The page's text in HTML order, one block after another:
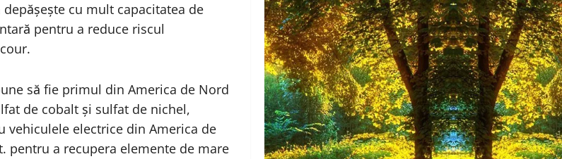
cu mult capacitatea de
pentru a reduce riscul
să fie primul din America de Nord
de cobalt și sulfat de nichel,
vehiculele electrice din America de
pentru a recupera elemente de mare